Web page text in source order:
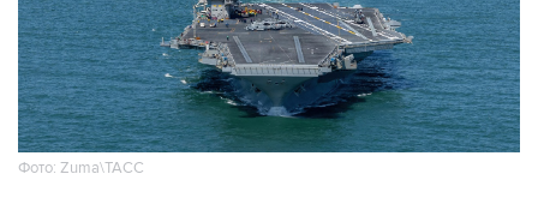
Фото: Zuma\ТАСС
Москва. 8 августа. INTERFAX.RU -